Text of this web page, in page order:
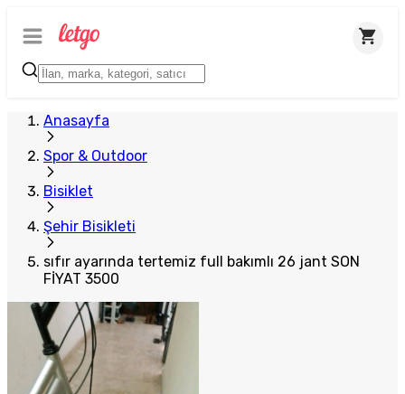
Anasayfa
Spor & Outdoor
Bisiklet
Şehir Bisikleti
sıfır ayarında tertemiz full bakımlı 26 jant SON
FİYAT 3500